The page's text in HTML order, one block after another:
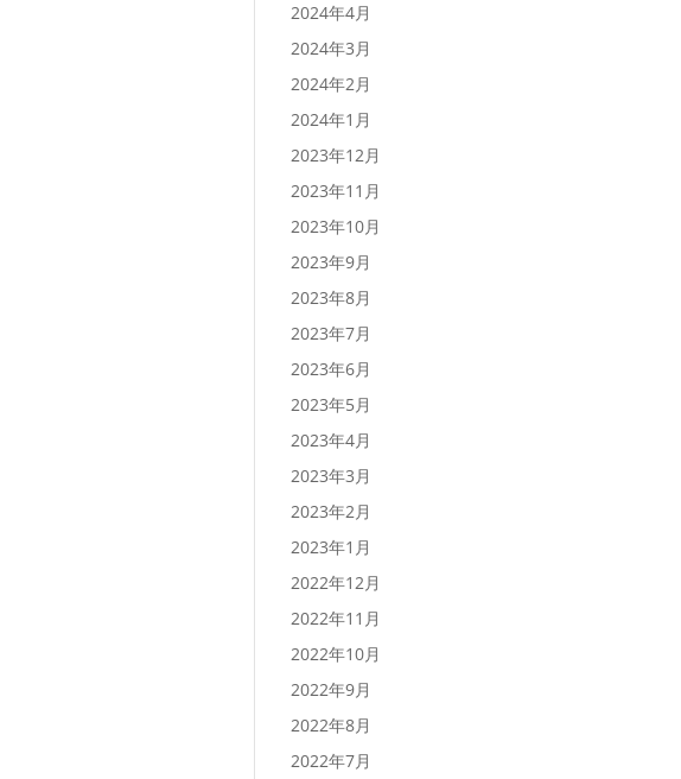
2024年4月
2024年3月
2024年2月
2024年1月
2023年12月
2023年11月
2023年10月
2023年9月
2023年8月
2023年7月
2023年6月
2023年5月
2023年4月
2023年3月
2023年2月
2023年1月
2022年12月
2022年11月
2022年10月
2022年9月
2022年8月
2022年7月